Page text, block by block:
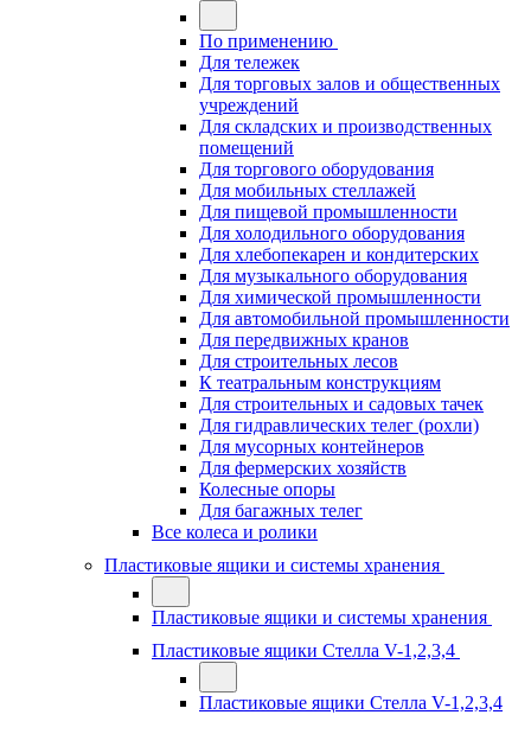
По применению
Для тележек
Для торговых залов и общественных
учреждений
Для складских и производственных
помещений
Для торгового оборудования
Для мобильных стеллажей
Для пищевой промышленности
Для холодильного оборудования
Для хлебопекарен и кондитерских
Для музыкального оборудования
Для химической промышленности
Для автомобильной промышленности
Для передвижных кранов
Для строительных лесов
К театральным конструкциям
Для строительных и садовых тачек
Для гидравлических телег (рохли)
Для мусорных контейнеров
Для фермерских хозяйств
Колесные опоры
Для багажных телег
Все колеса и ролики
Пластиковые ящики и системы хранения
Пластиковые ящики и системы хранения
Пластиковые ящики Стелла V-1,2,3,4
Пластиковые ящики Стелла V-1,2,3,4